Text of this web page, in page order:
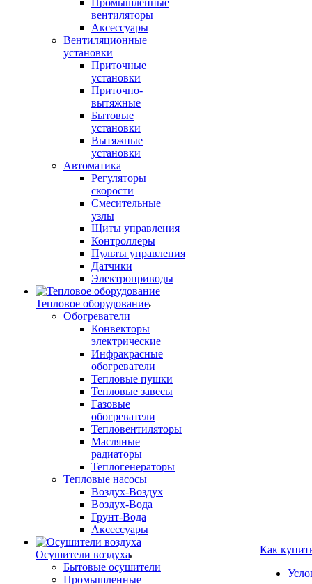
Промышленные
вентиляторы
Аксессуары
Вентиляционные
установки
Приточные
установки
Приточно-
вытяжные
Бытовые
установки
Вытяжные
установки
Автоматика
Регуляторы
скорости
Смесительные
узлы
Щиты управления
Контроллеры
Пульты управления
Датчики
Электроприводы
Тепловое оборудование
Обогреватели
Конвекторы
электрические
Инфракрасные
обогреватели
Тепловые пушки
Тепловые завесы
Газовые
обогреватели
Тепловентиляторы
Масляные
радиаторы
Теплогенераторы
Тепловые насосы
Воздух-Воздух
Воздух-Вода
Грунт-Вода
Аксессуары
Осушители воздуха
Бытовые осушители
Промышленные
Как